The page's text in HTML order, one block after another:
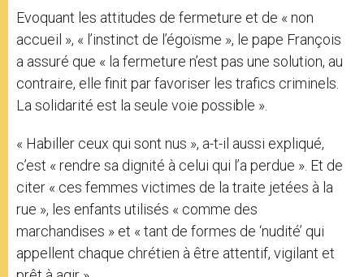
Evoquant les attitudes de fermeture et de « non
accueil », « l’instinct de l’égoïsme », le pape François
a assuré que « la fermeture n’est pas une solution, au
contraire, elle finit par favoriser les trafics criminels.
La solidarité est la seule voie possible ».
« Habiller ceux qui sont nus », a-t-il aussi expliqué,
c’est « rendre sa dignité à celui qui l’a perdue ». Et de
citer « ces femmes victimes de la traite jetées à la
rue », les enfants utilisés « comme des
marchandises » et « tant de formes de ‘nudité’ qui
appellent chaque chrétien à être attentif, vigilant et